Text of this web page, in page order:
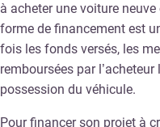
à acheter une voiture
forme de financement est
fois les fonds versés, les
remboursées par
possession du véhicule.
Pour financer son projet à